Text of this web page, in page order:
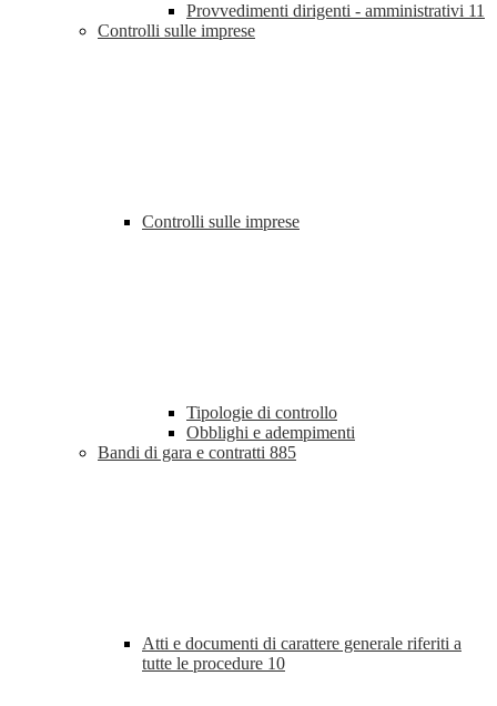
Provvedimenti dirigenti - amministrativi 11
Controlli sulle imprese
Controlli sulle imprese
Tipologie di controllo
Obblighi e adempimenti
Bandi di gara e contratti 885
Atti e documenti di carattere generale riferiti a
tutte le procedure 10